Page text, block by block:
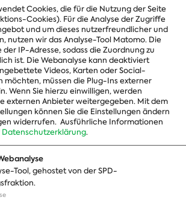
Vorsitzender
Vorstand
Arbeitsgruppen
Ausschussvorsitzende
Beauftragte
Landesgruppen
Organisation
Presse
Cookies, die für die Nutzung der Seite
Cookies). Für die Analyse der Zugriffe
und um dieses nutzerfreundlicher und
nutzen wir das Analyse-Tool Matomo. Die
IP-Adresse, sodass die Zuordnung zu
ist. Die Webanalyse kann deaktiviert
Videos, Karten oder Social-
möchten, müssen die Plug-Ins externer
Wenn Sie hierzu einwilligen, werden
externen Anbieter weitergegeben. Mit dem
können Sie die Einstellungen ändern
widerrufen. Ausführliche Informationen
Datenschutzerklärung.
Tool, gehostet von der SPD-